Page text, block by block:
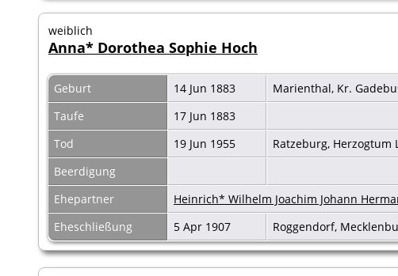
weiblich
Anna* Dorothea Sophie Hoch
Geburt 14 Jun 1883
Marienthal, Kr.
Taufe
17 Jun 1883
Tod
19 Jun 1955
Ratzeburg, Herzogtum
Beerdigung
Ehepartner
Heinrich* Wilhelm Joachim Johann
Eheschließung
5 Apr 1907 Roggendorf,